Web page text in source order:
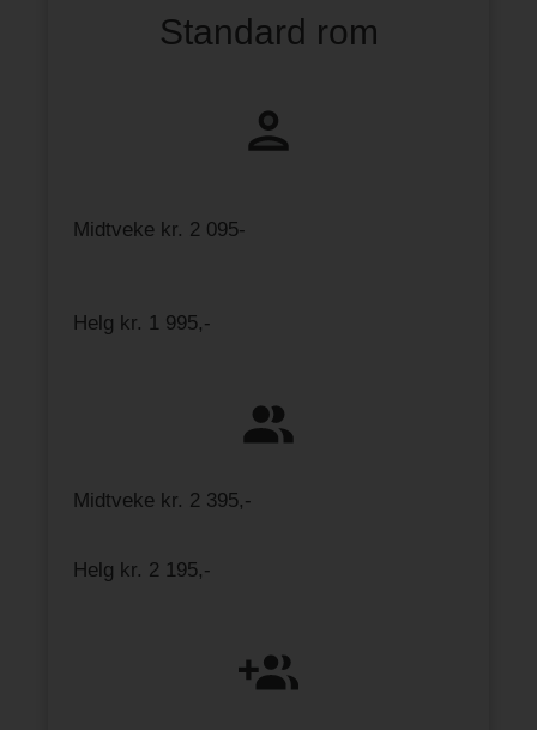
Standard rom
Midtveke kr. 2 095-
Helg kr. 1 995,-
Midtveke kr. 2 395,-
Helg kr. 2 195,-